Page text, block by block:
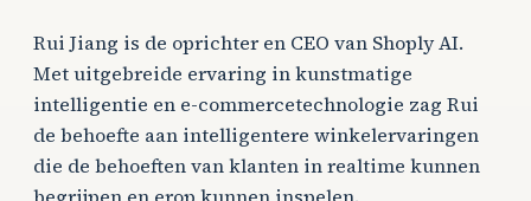
Rui Jiang is de oprichter en CEO van Shoply AI.
Met uitgebreide ervaring in kunstmatige
intelligentie en e-commercetechnologie zag Rui
de behoefte aan intelligentere winkelervaringen
die de behoeften van klanten in realtime kunnen